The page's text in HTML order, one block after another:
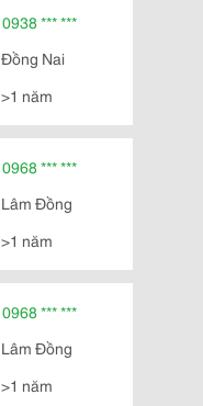
0938 *** ***
Đồng Nai
>1 năm
0968 *** ***
Lâm Đồng
>1 năm
0968 *** ***
Lâm Đồng
>1 năm